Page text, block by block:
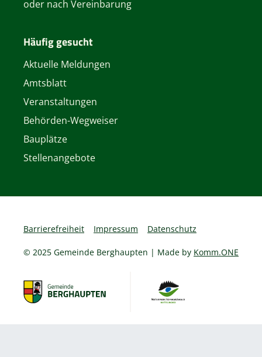
oder nach Vereinbarung
Häufig gesucht
Aktuelle Meldungen
Amtsblatt
Veranstaltungen
Behörden-Wegweiser
Bauplätze
Stellenangebote
Barrierefreiheit Impressum Datenschutz
© 2025 Gemeinde Berghaupten | Made by Komm.ONE